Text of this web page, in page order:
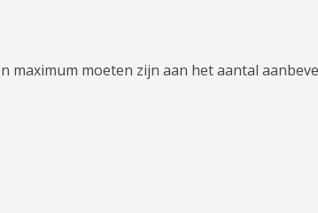
maximum moeten zijn aan het aantal